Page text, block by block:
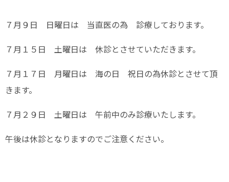
７月９日 日曜日は 当直医の為 診療しております。
７月１５日 土曜日は 休診とさせていただきます。
７月１７日 月曜日は 海の日 祝日の為休診とさせて頂
きます。
７月２９日 土曜日は 午前中のみ診療いたします。
午後は休診となりますのでご注意ください。